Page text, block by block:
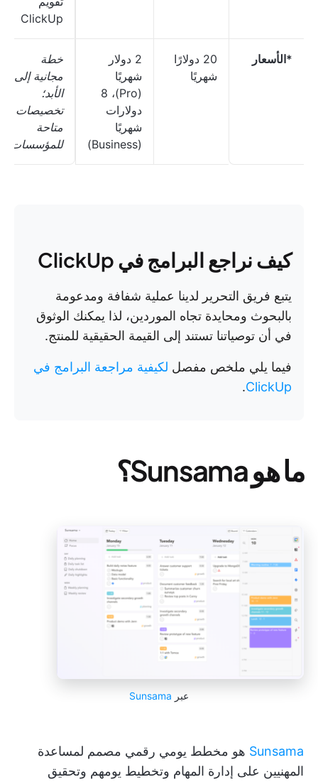
ClickUp
*الأسعار
20 دولارًا
شهريًا
2 دولار
شهريًا
(Pro)، 8
دولارات
شهريًا
(Business)
خطة
مجانية إلى
الأبد؛
تخصيصات
متاحة
للمؤسسات
كيف نراجع البرامج في ClickUp
يتبع فريق التحرير لدينا عملية شفافة ومدعومة
بالبحوث ومحايدة تجاه الموردين، لذا يمكنك الوثوق
في أن توصياتنا تستند إلى القيمة الحقيقية للمنتج.
فيما يلي ملخص مفصل لكيفية مراجعة البرامج في
ClickUp
.
ما هو Sunsama؟
عبر Sunsama
Sunsama هو مخطط يومي رقمي مصمم لمساعدة
المهنيين على إدارة المهام وتخطيط يومهم وتحقيق